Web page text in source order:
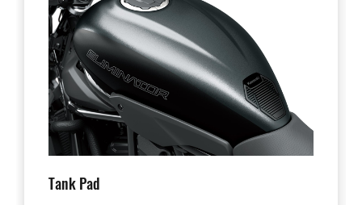
Tank Pad